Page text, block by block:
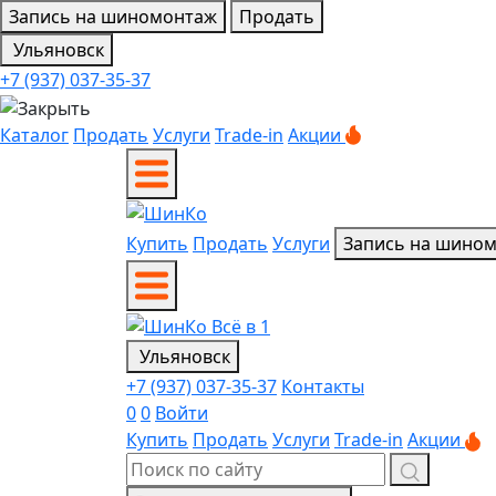
Запись на шиномонтаж
Продать
Ульяновск
+7 (937) 037-35-37
Каталог Продать Услуги Trade-in Акции
Купить Продать Услуги Запись на
Ульяновск
+7 (937) 037-35-37 Контакты
00 Войти
Купить Продать Услуги Trade-in Акции